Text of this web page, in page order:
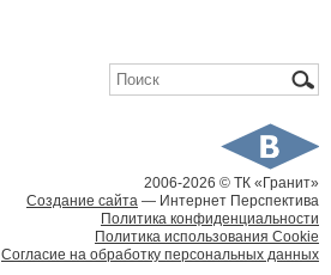
2006-2026 © ТК «Гранит»
Создание сайта — Интернет Перспектива
Политика конфиденциальности
Политика использования Cookie
Согласие на обработку персональных данных
Форма поиска
Поиск